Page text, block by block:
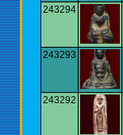
243294
243293
243292